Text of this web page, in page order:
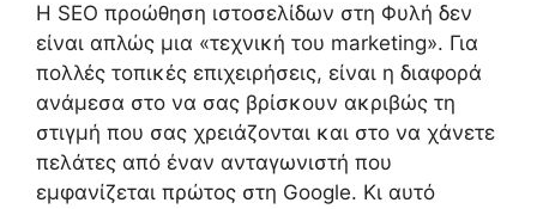
Η SEO προώθηση ιστοσελίδων στη Φυλή δεν
είναι απλώς μια «τεχνική του marketing». Για
πολλές τοπικές επιχειρήσεις, είναι η διαφορά
ανάμεσα στο να σας βρίσκουν ακριβώς τη
στιγμή που σας χρειάζονται και στο να χάνετε
πελάτες από έναν ανταγωνιστή που
εμφανίζεται πρώτος στη Google. Κι αυτό